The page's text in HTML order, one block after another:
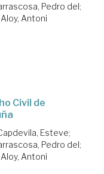
Pedro del;
Antoni
Civil de
Esteve;
Pedro del;
Antoni